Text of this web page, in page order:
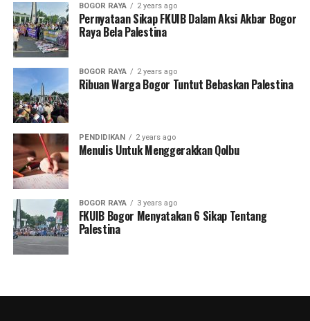
BOGOR RAYA 2 years ago
Pernyataan Sikap FKUIB Dalam Aksi Akbar Bogor
Raya Bela Palestina
BOGOR RAYA 2 years ago
Ribuan Warga Bogor Tuntut Bebaskan Palestina
PENDIDIKAN 2 years ago
Menulis Untuk Menggerakkan Qolbu
BOGOR RAYA 3 years ago
FKUIB Bogor Menyatakan 6 Sikap Tentang
Palestina